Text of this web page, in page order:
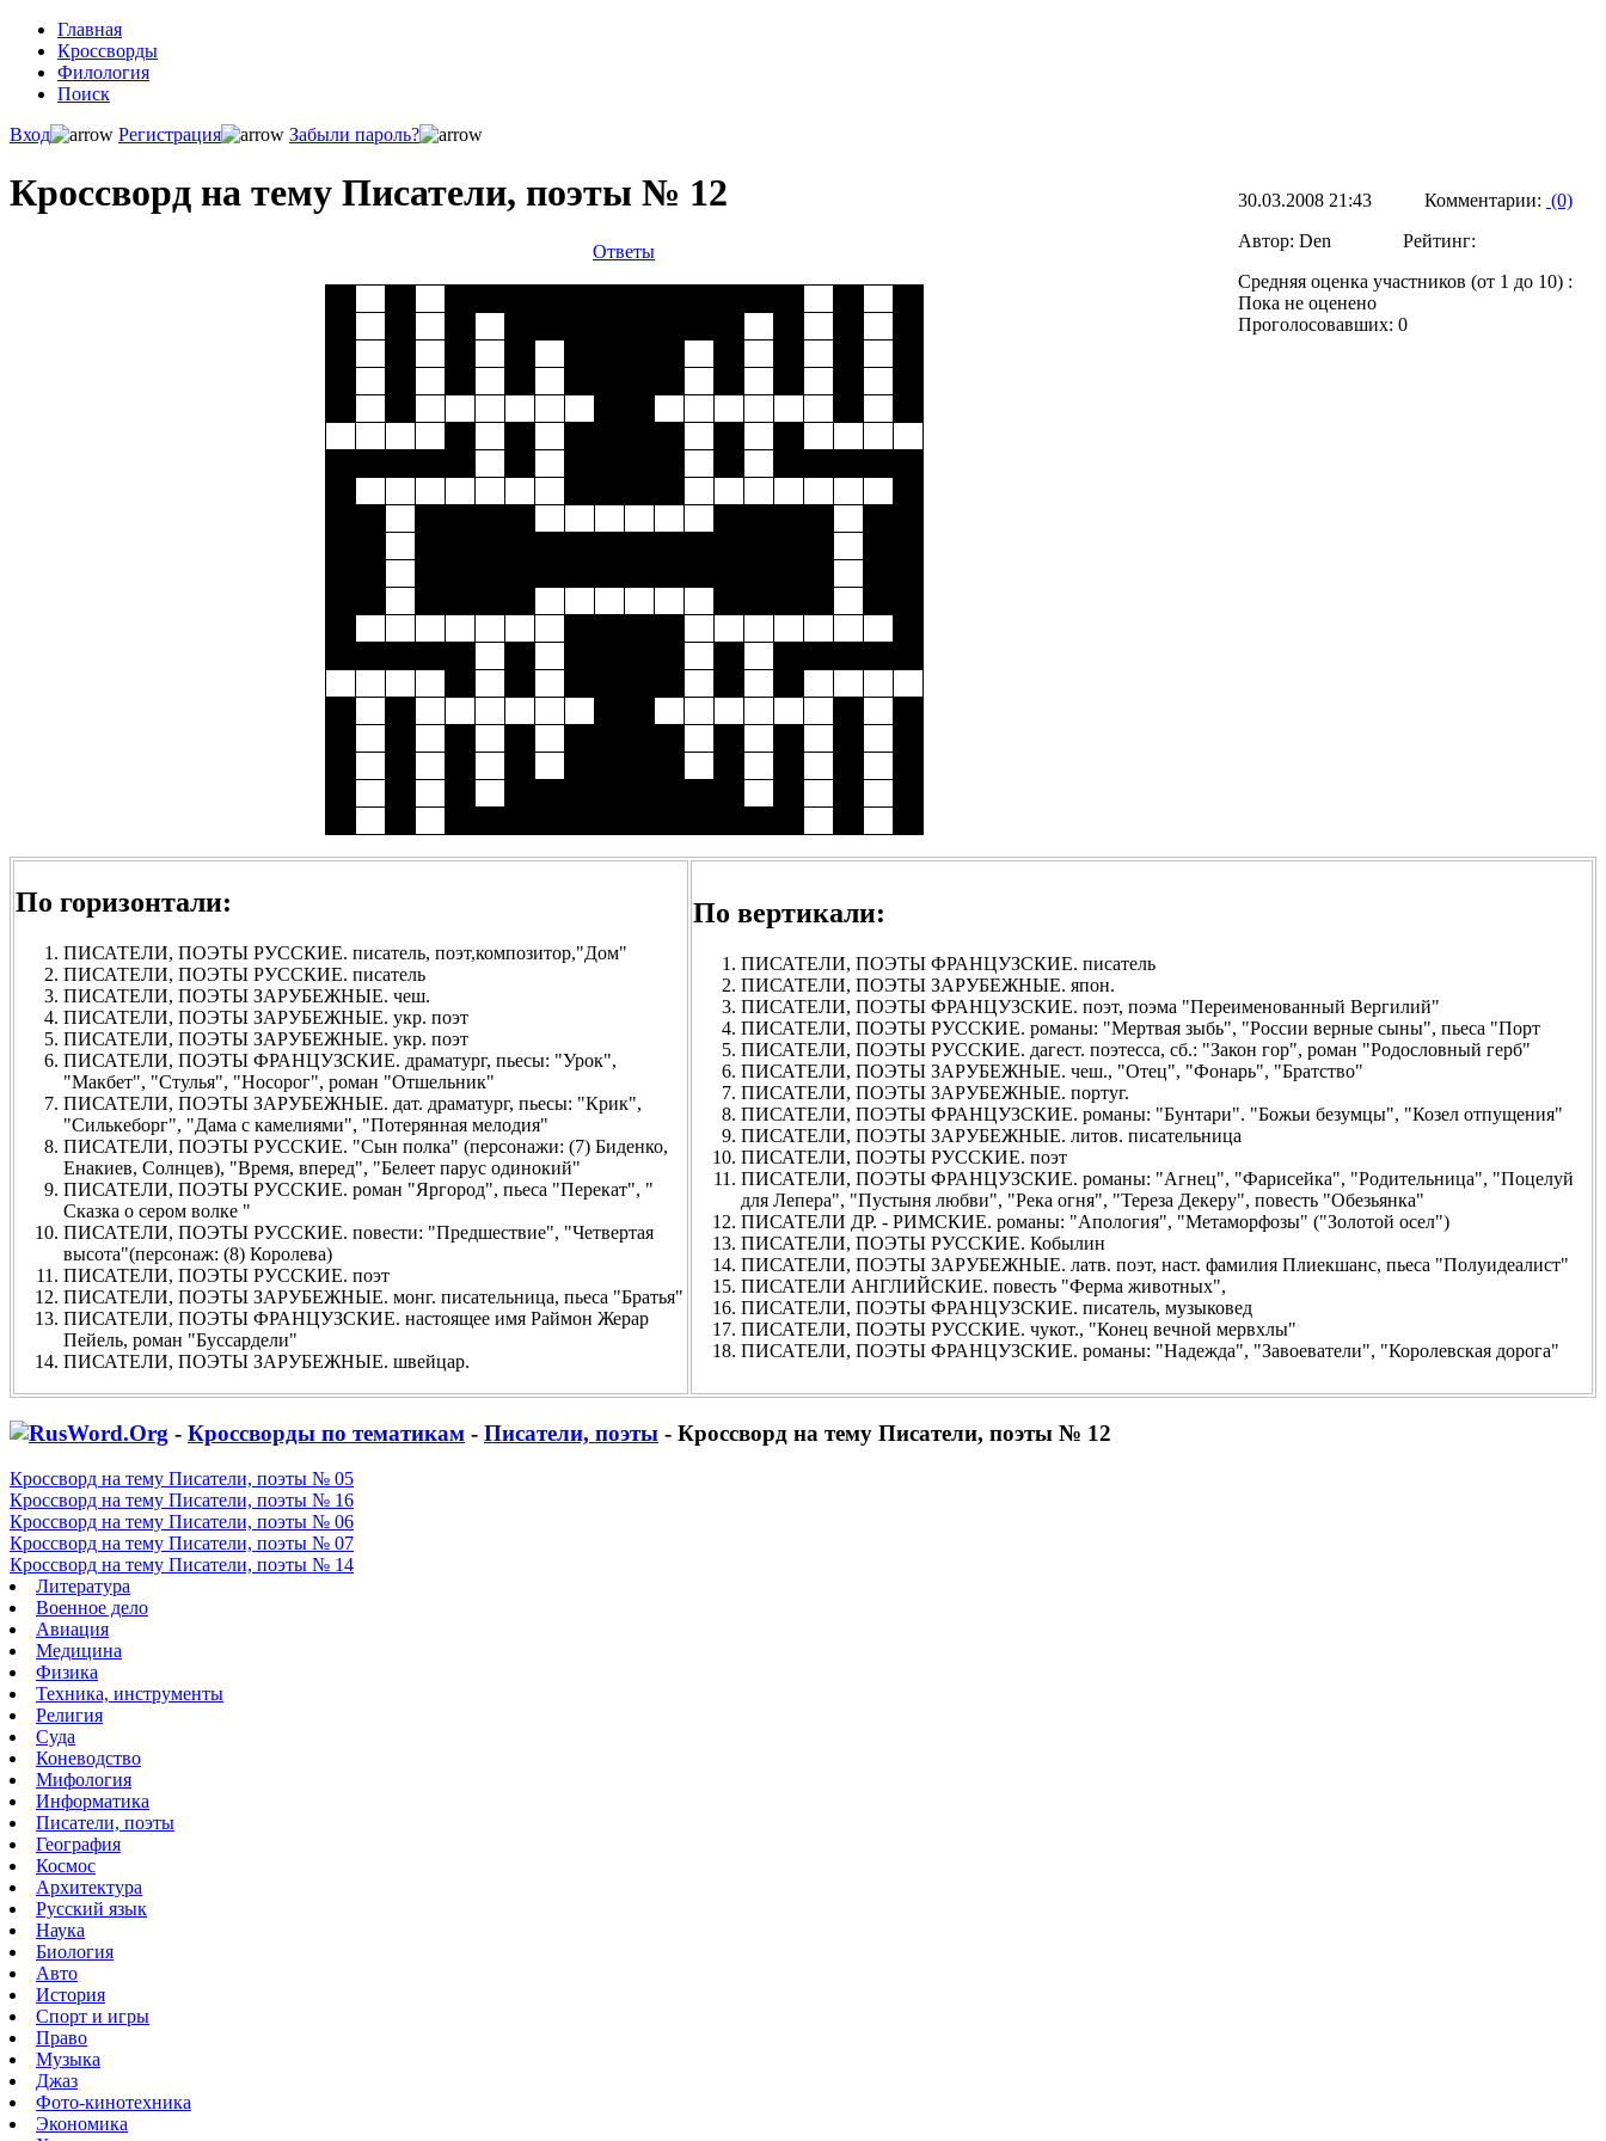
Главная
Кроссворды
Филология
Поиск
Вход
Регистрация Забыли пароль?
30.03.2008 21:43 Комментарии: (0)
Автор: Den Рейтинг:
Средняя оценка участников (от 1 до 10) :
Пока не оценено
Проголосовавших: 0
Кроссворд на тему Писатели, поэты № 12
Ответы
По горизонтали:
ПИСАТЕЛИ, ПОЭТЫ РУССКИЕ. писатель, поэт,композитор,"Дом"
ПИСАТЕЛИ, ПОЭТЫ РУССКИЕ. писатель
ПИСАТЕЛИ, ПОЭТЫ ЗАРУБЕЖНЫЕ. чеш.
ПИСАТЕЛИ, ПОЭТЫ ЗАРУБЕЖНЫЕ. укр. поэт
ПИСАТЕЛИ, ПОЭТЫ ЗАРУБЕЖНЫЕ. укр. поэт
ПИСАТЕЛИ, ПОЭТЫ ФРАНЦУЗСКИЕ. драматург, пьесы: "Урок",
"Макбет", "Стулья", "Носорог", роман "Отшельник"
ПИСАТЕЛИ, ПОЭТЫ ЗАРУБЕЖНЫЕ. дат. драматург, пьесы: "Крик",
"Силькеборг", "Дама с камелиями", "Потерянная мелодия"
ПИСАТЕЛИ, ПОЭТЫ РУССКИЕ. "Сын полка" (персонажи: (7) Биденко,
Енакиев, Солнцев), "Время, вперед", "Белеет парус одинокий"
ПИСАТЕЛИ, ПОЭТЫ РУССКИЕ. роман "Яргород", пьеса "Перекат", "
Сказка о сером волке "
ПИСАТЕЛИ, ПОЭТЫ РУССКИЕ. повести: "Предшествие", "Четвертая
высота"(персонаж: (8) Королева)
ПИСАТЕЛИ, ПОЭТЫ РУССКИЕ. поэт
ПИСАТЕЛИ, ПОЭТЫ ЗАРУБЕЖНЫЕ. монг. писательница, пьеса "Братья"
ПИСАТЕЛИ, ПОЭТЫ ФРАНЦУЗСКИЕ. настоящее имя Раймон Жерар
Пейель, роман "Буссардели"
ПИСАТЕЛИ, ПОЭТЫ ЗАРУБЕЖНЫЕ. швейцар.
По вертикали:
ПИСАТЕЛИ, ПОЭТЫ ФРАНЦУЗСКИЕ. писатель
ПИСАТЕЛИ, ПОЭТЫ ЗАРУБЕЖНЫЕ. япон.
ПИСАТЕЛИ, ПОЭТЫ ФРАНЦУЗСКИЕ. поэт, поэма "Переименованный Вергилий"
ПИСАТЕЛИ, ПОЭТЫ РУССКИЕ. романы: "Мертвая зыбь", "России верные сыны", пьеса "Порт
ПИСАТЕЛИ, ПОЭТЫ РУССКИЕ. дагест. поэтесса, сб.: "Закон гор", роман "Родословный герб"
ПИСАТЕЛИ, ПОЭТЫ ЗАРУБЕЖНЫЕ. чеш., "Отец", "Фонарь", "Братство"
ПИСАТЕЛИ, ПОЭТЫ ЗАРУБЕЖНЫЕ. португ.
ПИСАТЕЛИ, ПОЭТЫ ФРАНЦУЗСКИЕ. романы: "Бунтари". "Божьи безумцы", "Козел отпущения"
ПИСАТЕЛИ, ПОЭТЫ ЗАРУБЕЖНЫЕ. литов. писательница
ПИСАТЕЛИ, ПОЭТЫ РУССКИЕ. поэт
ПИСАТЕЛИ, ПОЭТЫ ФРАНЦУЗСКИЕ. романы: "Агнец", "Фарисейка", "Родительница", "Поцелуй
для Лепера", "Пустыня любви", "Река огня", "Тереза Декеру", повесть "Обезьянка"
ПИСАТЕЛИ ДР. - РИМСКИЕ. романы: "Апология", "Метаморфозы" ("Золотой осел")
ПИСАТЕЛИ, ПОЭТЫ РУССКИЕ. Кобылин
ПИСАТЕЛИ, ПОЭТЫ ЗАРУБЕЖНЫЕ. латв. поэт, наст. фамилия Плиекшанс, пьеса "Полуидеалист"
ПИСАТЕЛИ АНГЛИЙСКИЕ. повесть "Ферма животных",
ПИСАТЕЛИ, ПОЭТЫ ФРАНЦУЗСКИЕ. писатель, музыковед
ПИСАТЕЛИ, ПОЭТЫ РУССКИЕ. чукот., "Конец вечной мервхлы"
ПИСАТЕЛИ, ПОЭТЫ ФРАНЦУЗСКИЕ. романы: "Надежда", "Завоеватели", "Королевская дорога"
- Кроссворды по тематикам - Писатели, поэты - Кроссворд на тему Писатели, поэты № 12
Кроссворд на тему Писатели, поэты № 05
Кроссворд на тему Писатели, поэты № 16
Кроссворд на тему Писатели, поэты № 06
Кроссворд на тему Писатели, поэты № 07
Кроссворд на тему Писатели, поэты № 14
Литература
Военное дело
Авиация
Медицина
Физика
Техника, инструменты
Религия
Суда
Коневодство
Мифология
Информатика
Писатели, поэты
География
Космос
Архитектура
Русский язык
Наука
Биология
Авто
История
Спорт и игры
Право
Музыка
Джаз
Фото-кинотехника
Экономика